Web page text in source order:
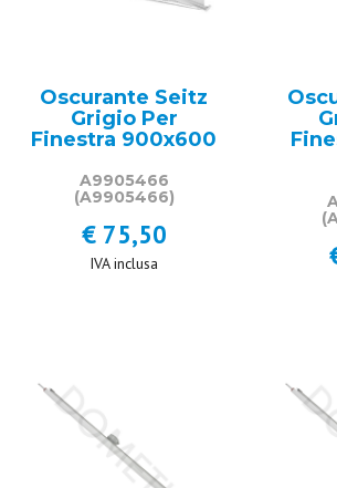
Oscurante Seitz
Grigio Per
Finestra 900x600
A9905466
(A9905466)
€ 75,50
IVA inclusa